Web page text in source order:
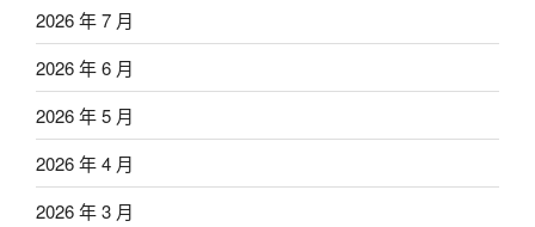
2026 年 7 月
2026 年 6 月
2026 年 5 月
2026 年 4 月
2026 年 3 月